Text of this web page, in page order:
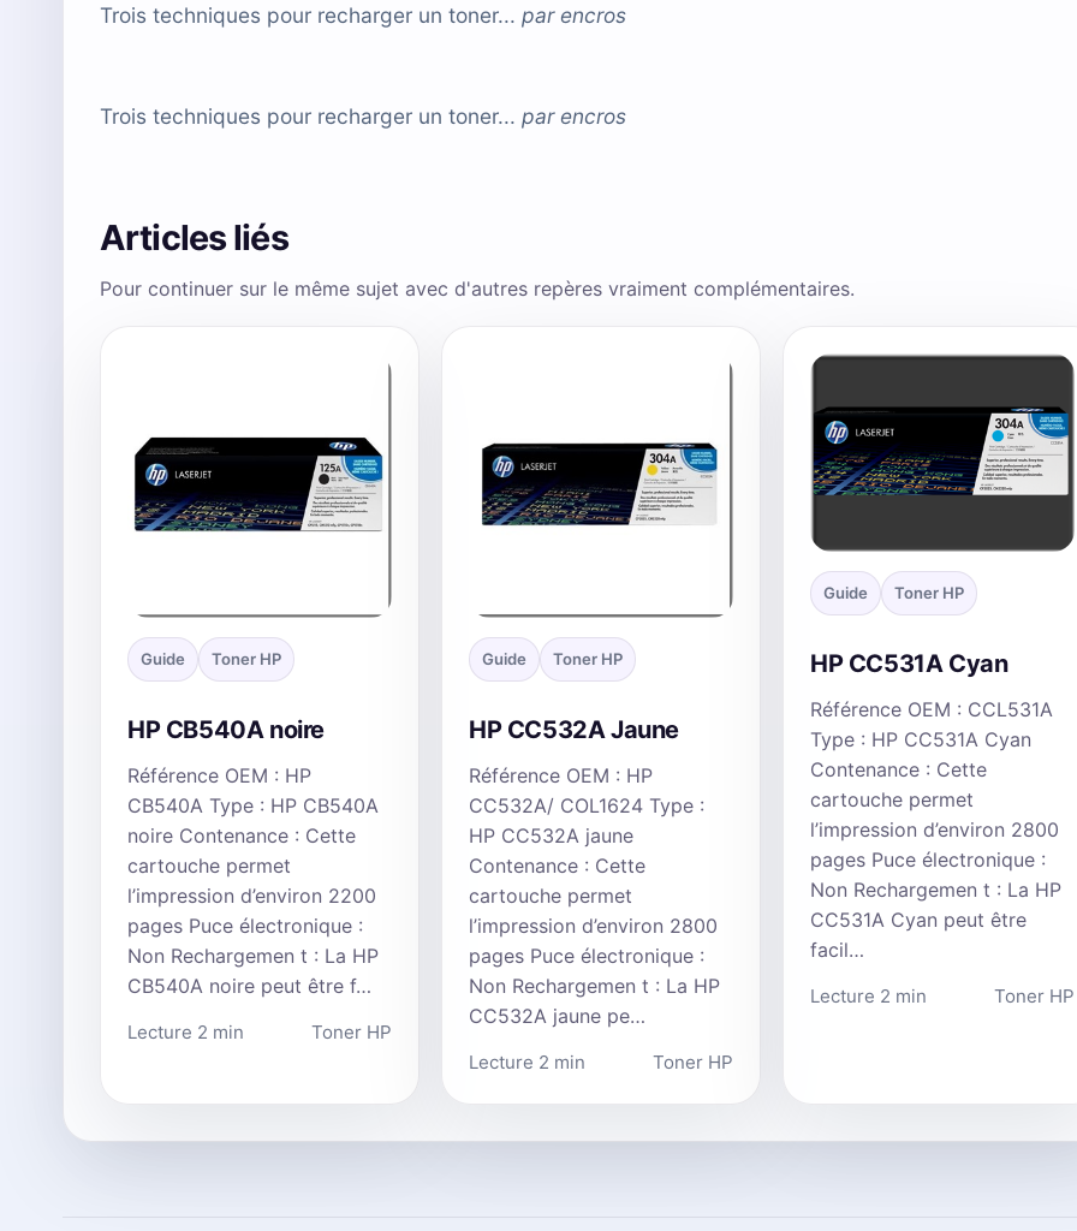
Trois techniques pour recharger un toner... parencros
Trois techniques pour recharger un toner... parencros
Articles liés
Pour continuer sur le même sujet avec d'autres repères vraiment complémentaires.
Guide Toner HP
HP CB540A noire
Référence OEM : HP
CB540A Type : HP CB540A
noire Contenance : Cette
cartouche permet
l’impression d’environ 2200
pages Puce électronique :
Non Rechargemen t : La HP
CB540A noire peut être f…
Lecture 2 min Toner HP
Guide Toner HP
HP CC532A Jaune
Référence OEM : HP
CC532A/ COL1624 Type :
HP CC532A jaune
Contenance : Cette
cartouche permet
l’impression d’environ 2800
pages Puce électronique :
Non Rechargemen t : La HP
CC532A jaune pe…
Lecture 2 min Toner HP
Guide Toner HP
HP CC531A Cyan
Référence OEM : CCL531A
Type : HP CC531A Cyan
Contenance : Cette
cartouche permet
l’impression d’environ 2800
pages Puce électronique :
Non Rechargemen t : La HP
CC531A Cyan peut être
facil…
Lecture 2 min Toner HP